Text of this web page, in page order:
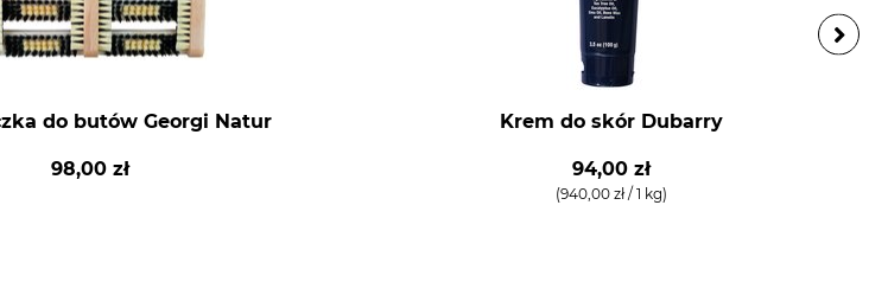
do butów Georgi Natur
98,00 zł
Krem do skór Dubarry
94,00 zł
(940,00 zł / 1 kg)